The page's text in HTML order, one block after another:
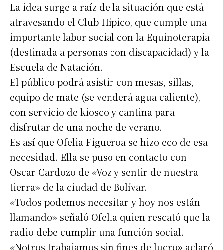
La idea surge a raíz de la situación que está
atravesando el Club Hípico, que cumple una
importante labor social con la Equinoterapia
(destinada a personas con discapacidad) y la
Escuela de Natación.
El público podrá asistir con mesas, sillas,
equipo de mate (se venderá agua caliente),
con servicio de kiosco y cantina para
disfrutar de una noche de verano.
Es así que Ofelia Figueroa se hizo eco de esa
necesidad. Ella se puso en contacto con
Oscar Cardozo de «Voz y sentir de nuestra
tierra» de la ciudad de Bolívar.
«Todos podemos necesitar y hoy nos están
llamando» señaló Ofelia quien rescató que la
radio debe cumplir una función social.
«Notros trabajamos sin fines de lucro» aclaró